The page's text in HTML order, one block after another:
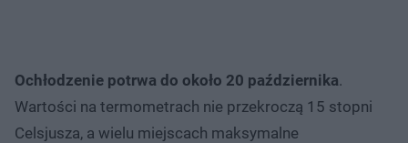
Ochłodzenie potrwa do około 20 października.
Wartości na termometrach nie przekroczą 15 stopni
Celsjusza, a wielu miejscach maksymalne